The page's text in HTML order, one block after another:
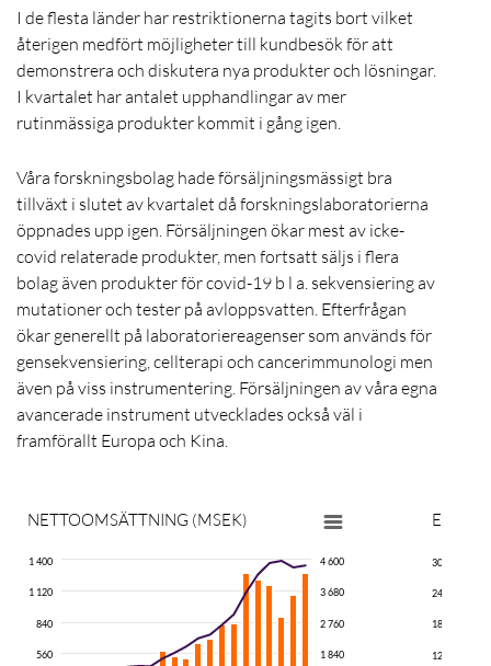
I de flesta länder har restriktionerna tagits bort vilket
återigen medfört möjligheter till kundbesök för att
demonstrera och diskutera nya produkter och lösningar.
I kvartalet har antalet upphandlingar av mer
rutinmässiga produkter kommit i gång igen.
Våra forskningsbolag hade försäljningsmässigt bra
tillväxt i slutet av kvartalet då forskningslaboratorierna
öppnades upp igen. Försäljningen ökar mest av icke-
covid relaterade produkter, men fortsatt säljs i flera
bolag även produkter för covid-19 b l a. sekvensiering av
mutationer och tester på avloppsvatten. Efterfrågan
ökar generellt på laboratoriereagenser som används för
gensekvensiering, cellterapi och cancerimmunologi men
även på viss instrumentering. Försäljningen av våra egna
avancerade instrument utvecklades också väl i
framförallt Europa och Kina.
NETTOOMSÄTTNING (MSEK)
560
840
1 120
1 400
1 840
2 760
3 680
4 600
EBITA
120
180
240
300